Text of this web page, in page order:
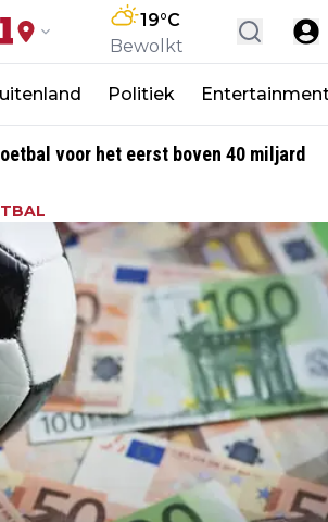
19°C
Bewolkt
Politiek
voor het eerst boven 40 miljard